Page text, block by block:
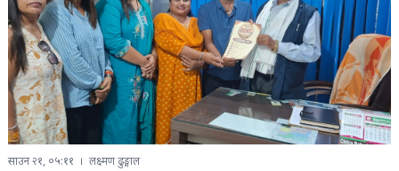
साउन २१, ०५:११ लक्ष्मण ढुङ्गाल